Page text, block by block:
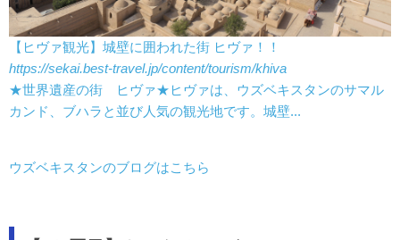
【ヒヴァ観光】城壁に囲われた街 ヒヴァ！！
https://sekai.best-travel.jp/content/tourism/khiva
★世界遺産の街 ヒヴァ★ヒヴァは、ウズベキスタンのサマル
カンド、ブハラと並び人気の観光地です。城壁...
ウズベキスタンのブログはこちら